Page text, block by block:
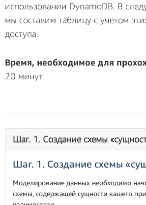
использовании DynamoDB. В
мы составим таблицу с учетом
доступа.
Время, необходимое для
20 минут
Шаг. 1. Создание схемы
Шаг. 1. Создание схемы
Моделирование данных необходимо
схемы, содержащей сущности вашего